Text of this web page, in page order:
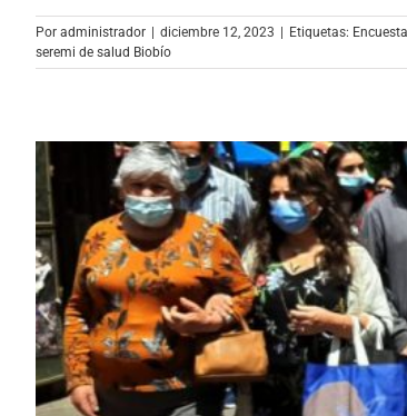
Por administrador diciembre 12, 2023 Etiquetas:
seremi de salud Biobío